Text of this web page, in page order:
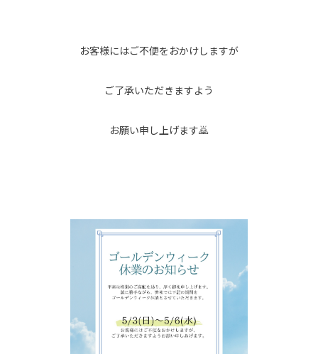
お客様にはご不便をおかけしますが
ご了承いただきますよう
お願い申し上げます🙇